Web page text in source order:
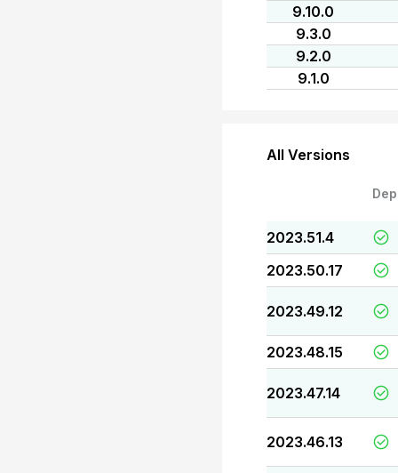
9.10.0
9.3.0
9.2.0
9.1.0
All Versions
2023.51.4
2023.50.17
2023.49.12
2023.48.15
2023.47.14
2023.46.13